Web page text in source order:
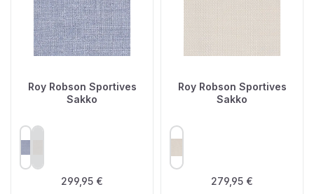
Roy Robson Sportives
Sakko
FARBE
(Diese Option ist zurzeit nicht verfügbar.)
Regulärer Preis:
299,95 €
Roy Robson Sportives
Sakko
FARBE
Regulärer Preis:
279,95 €